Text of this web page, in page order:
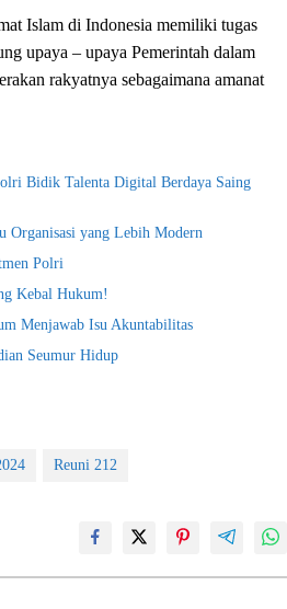
Islam di Indonesia memiliki tugas
upaya – upaya Pemerintah dalam
rakyatnya sebagaimana amanat
Bidik Talenta Digital Berdaya Saing
Organisasi yang Lebih Modern
Polri
Kebal Hukum!
Menjawab Isu Akuntabilitas
Seumur Hidup
Reuni 212